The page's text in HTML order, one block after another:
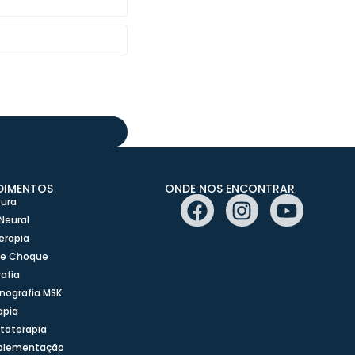
Choque
MSK
ONDE NOS ENCONTRAR